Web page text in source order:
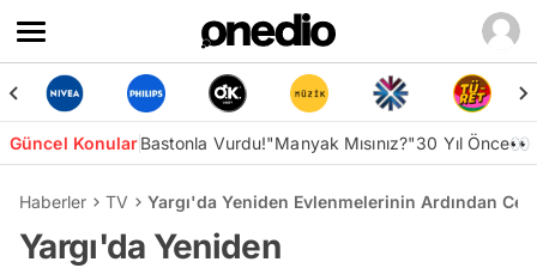
Güncel KonularBastonla Vurdu!"Manyak Mısınız?"30 Yıl Önce👀
Haberler TV Yargı'da Yeniden Evlenmelerinin Ardından
Yargı'da Yeniden